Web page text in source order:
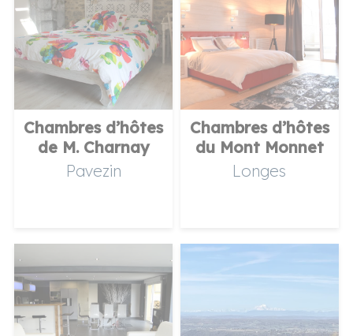
Chambres d’hôtes
de M. Charnay
Pavezin
Chambres d’hôtes
du Mont Monnet
Longes